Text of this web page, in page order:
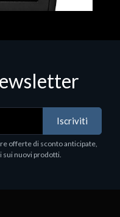
Iscriviti
offerte di sconto anticipate,
nuovi prodotti.